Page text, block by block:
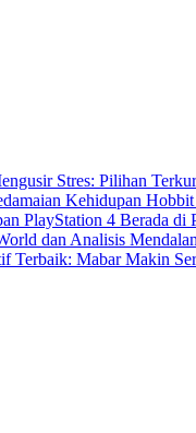
Stres: Pilihan
Kehidupan
PlayStation 4 Berada di
dan Analisis
Terbaik: Mabar Makin